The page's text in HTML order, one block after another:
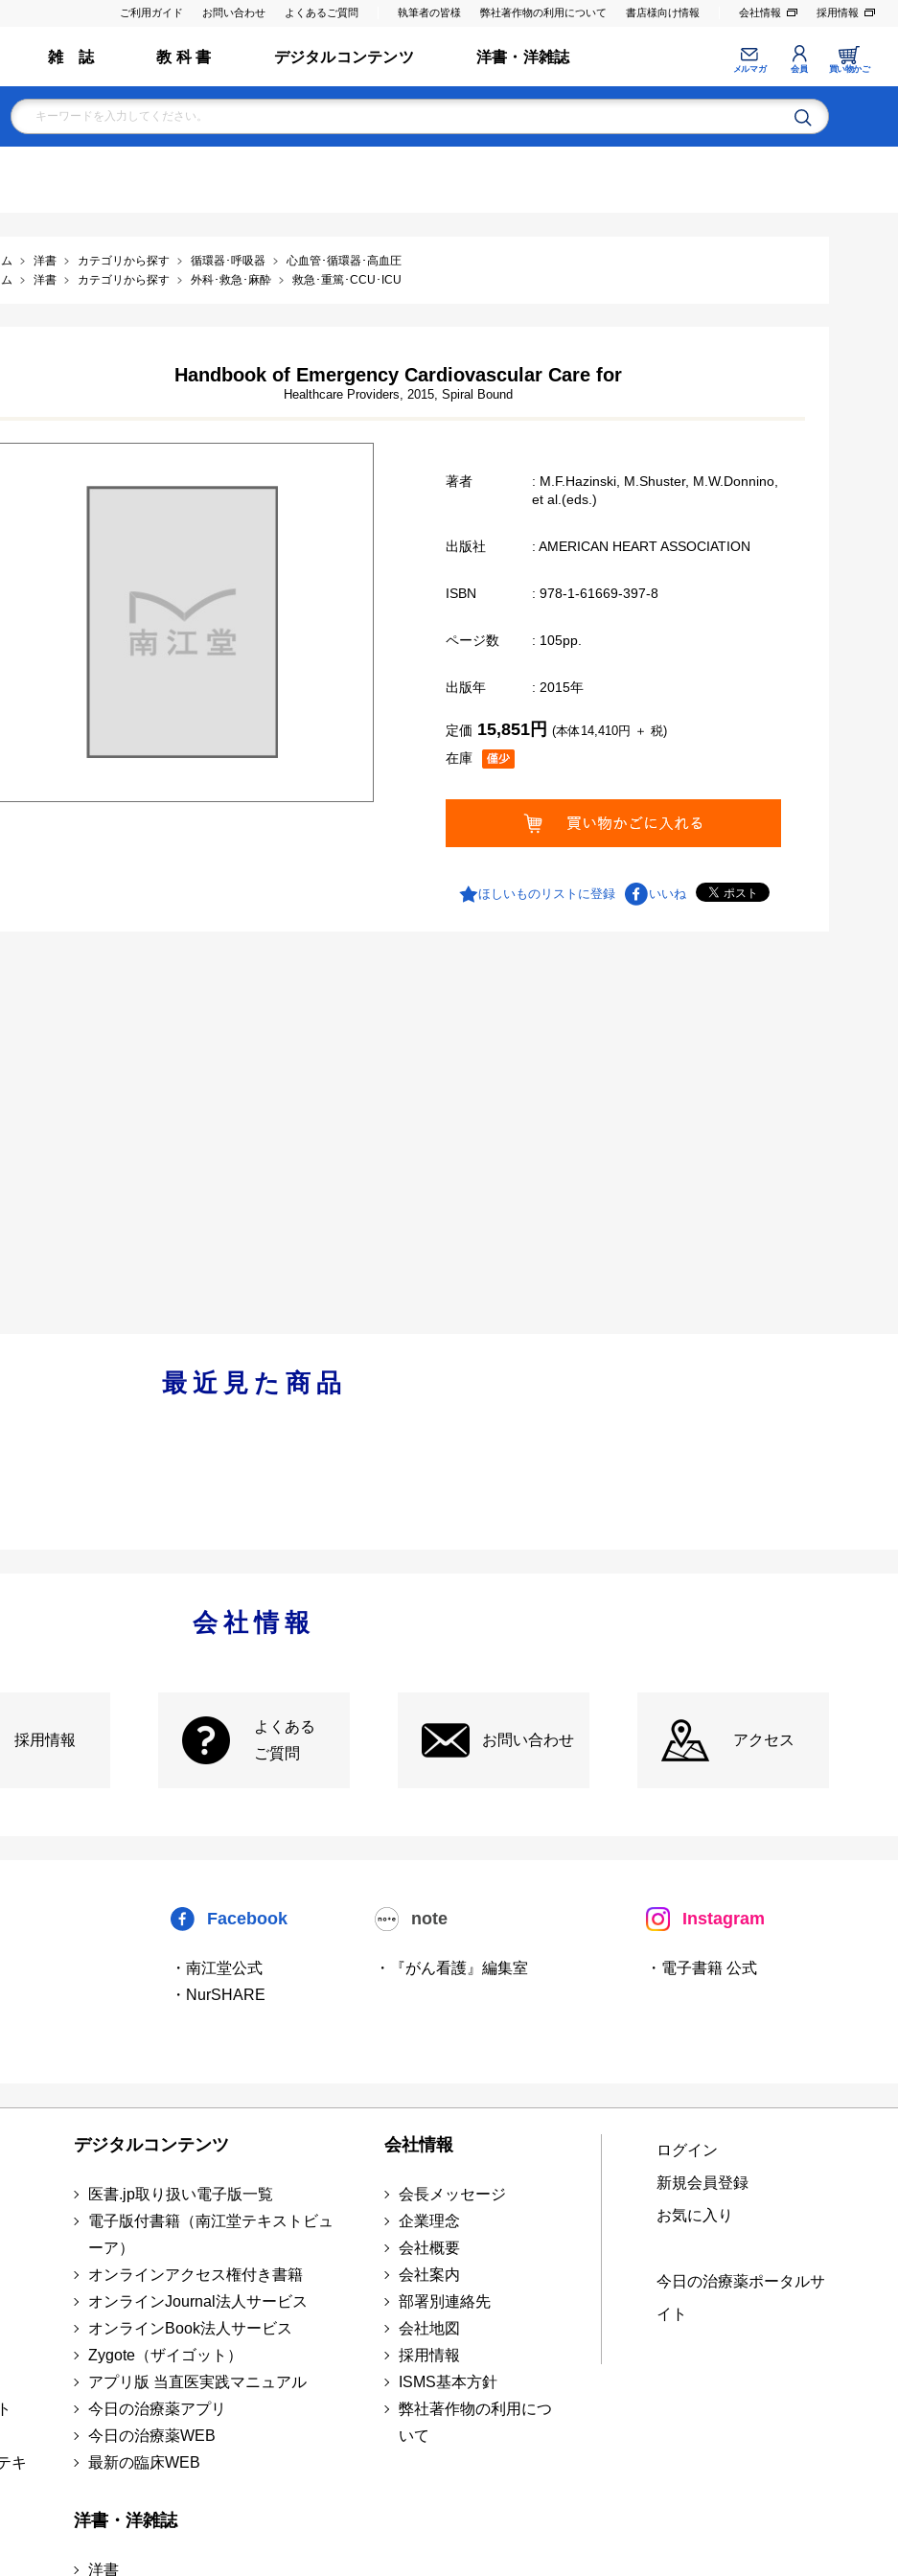
ご利用ガイド お問い合わせ よくあるご質問 執筆者の皆様 弊社著作物の利用について 書店様向け情報 会社情報 採用情報
雑 誌 教 科 書 デジタルコンテンツ 洋書・洋雑誌
メルマガ 会員 買い物かご
洋書 カテゴリから探す 循環器･呼吸器
心血管･循環器･高血圧
洋書 カテゴリから探す 外科･救急･麻酔 救急･重篤･CCU･ICU
Handbook of Emergency Cardiovascular Care for
Healthcare Providers, 2015, Spiral Bound
著者
: M.F.Hazinski, M.Shuster, M.W.Donnino,
et al.(eds.)
出版社 : AMERICAN HEART ASSOCIATION
ISBN : 978-1-61669-397-8
ページ数 : 105pp.
出版年 : 2015年
在庫
定価 15,851円 (本体14,410円 ＋ 税)
ほしいものリストに登録 いいね
最近見た商品
会社情報
採用情報
よくある
ご質問
お問い合わせ アクセス
Facebook
・南江堂公式
・NurSHARE
note
・『がん看護』編集室
Instagram
・電子書籍 公式
キ
デジタルコンテンツ
医書.jp取り扱い電子版一覧
電子版付書籍（南江堂テキストビュ
ーア）
オンラインアクセス権付き書籍
オンラインJournal法人サービス
オンラインBook法人サービス
Zygote（ザイゴット）
アプリ版 当直医実践マニュアル
今日の治療薬アプリ
今日の治療薬WEB
最新の臨床WEB
洋書・洋雑誌
洋書
会社情報
会長メッセージ
企業理念
会社概要
会社案内
部署別連絡先
会社地図
採用情報
ISMS基本方針
弊社著作物の利用につ
いて
ログイン
新規会員登録
お気に入り
今日の治療薬ポータルサ
イト